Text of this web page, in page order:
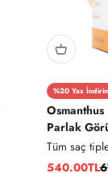
%20 Yaz
Parlak
Tüm saç
İndirimli
540.00TL